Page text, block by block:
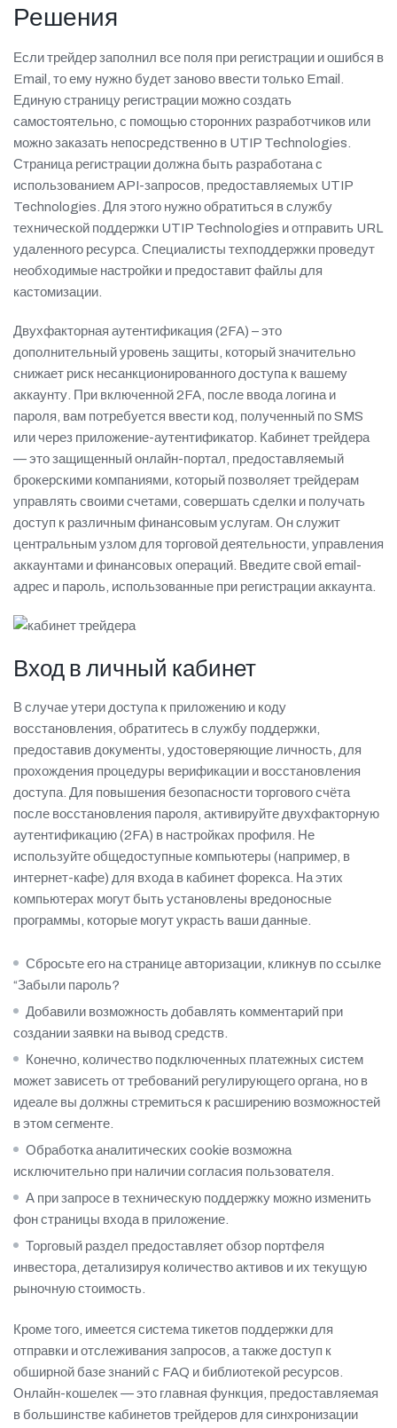
Решения
Если трейдер заполнил все поля при регистрации и ошибся в
Email, то ему нужно будет заново ввести только Email.
Единую страницу регистрации можно создать
самостоятельно, с помощью сторонних разработчиков или
можно заказать непосредственно в UTIP Technologies.
Страница регистрации должна быть разработана с
использованием API-запросов, предоставляемых UTIP
Technologies. Для этого нужно обратиться в службу
технической поддержки UTIP Technologies и отправить URL
удаленного ресурса. Специалисты техподдержки проведут
необходимые настройки и предоставит файлы для
кастомизации.
Двухфакторная аутентификация (2FA) – это
дополнительный уровень защиты, который значительно
снижает риск несанкционированного доступа к вашему
аккаунту. При включенной 2FA, после ввода логина и
пароля, вам потребуется ввести код, полученный по SMS
или через приложение-аутентификатор. Кабинет трейдера
— это защищенный онлайн-портал, предоставляемый
брокерскими компаниями, который позволяет трейдерам
управлять своими счетами, совершать сделки и получать
доступ к различным финансовым услугам. Он служит
центральным узлом для торговой деятельности, управления
аккаунтами и финансовых операций. Введите свой email-
адрес и пароль, использованные при регистрации аккаунта.
Вход в личный кабинет
В случае утери доступа к приложению и коду
восстановления, обратитесь в службу поддержки,
предоставив документы, удостоверяющие личность, для
прохождения процедуры верификации и восстановления
доступа. Для повышения безопасности торгового счёта
после восстановления пароля, активируйте двухфакторную
аутентификацию (2FA) в настройках профиля. Не
используйте общедоступные компьютеры (например, в
интернет-кафе) для входа в кабинет форекса. На этих
компьютерах могут быть установлены вредоносные
программы, которые могут украсть ваши данные.
Сбросьте его на странице авторизации, кликнув по ссылке
“Забыли пароль?
Добавили возможность добавлять комментарий при
создании заявки на вывод средств.
Конечно, количество подключенных платежных систем
может зависеть от требований регулирующего органа, но в
идеале вы должны стремиться к расширению возможностей
в этом сегменте.
Обработка аналитических cookie возможна
исключительно при наличии согласия пользователя.
А при запросе в техническую поддержку можно изменить
фон страницы входа в приложение.
Торговый раздел предоставляет обзор портфеля
инвестора, детализируя количество активов и их текущую
рыночную стоимость.
Кроме того, имеется система тикетов поддержки для
отправки и отслеживания запросов, а также доступ к
обширной базе знаний с FAQ и библиотекой ресурсов.
Онлайн-кошелек — это главная функция, предоставляемая
в большинстве кабинетов трейдеров для синхронизации